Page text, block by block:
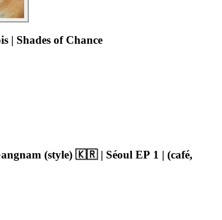
| Shades of Chance
(style) 🇰🇷 | Séoul EP 1 | (café,